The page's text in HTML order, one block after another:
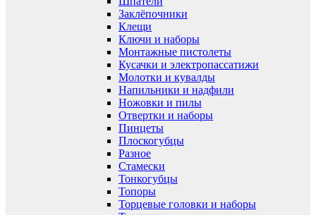
Заклёпочники
Клещи
Ключи и наборы
Монтажные пистолеты
Кусачки и электропассатижи
Молотки и кувалды
Напильники и надфили
Ножовки и пилы
Отвертки и наборы
Пинцеты
Плоскогубцы
Разное
Стамески
Тонкогубцы
Топоры
Торцевые головки и наборы